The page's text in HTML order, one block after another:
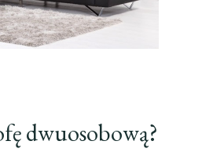
dwuosobową?